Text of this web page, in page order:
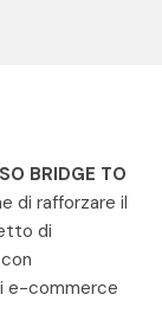
BRIDGE TO
di rafforzare il
di
e-commerce